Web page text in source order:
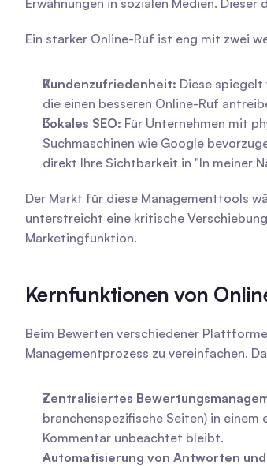
Erwähnungen in sozialen Medien.
Ein starker Online-Ruf ist eng mit zwei
Kundenzufriedenheit: Diese
die einen besseren Online-Ruf
Lokales SEO: Für Unternehmen mit
Suchmaschinen wie Google
direkt Ihre Sichtbarkeit in "In meiner
Der Markt für diese Managementtools
unterstreicht eine kritische
Marketingfunktion.
Kernfunktionen von
Beim Bewerten verschiedener
Managementprozess zu vereinfachen.
Zentralisiertes
branchenspezifische Seiten) in einem
Kommentar unbeachtet bleibt.
Automatisierung von Antworten